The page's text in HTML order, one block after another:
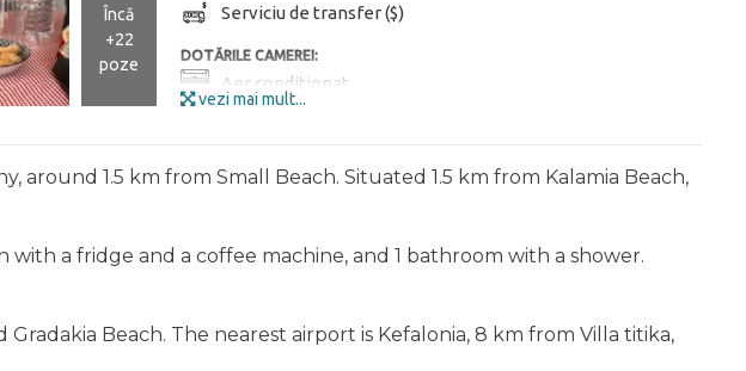
Încă
+22
poze
Serviciu de transfer ($)
DOTĂRILE CAMEREI:
Aer conditionat
vezi mai mult...
around 1.5 km from Small Beach. Situated 1.5 km from Kalamia Beach,
a fridge and a coffee machine, and 1 bathroom with a shower.
Beach. The nearest airport is Kefalonia, 8 km from Villa titika,